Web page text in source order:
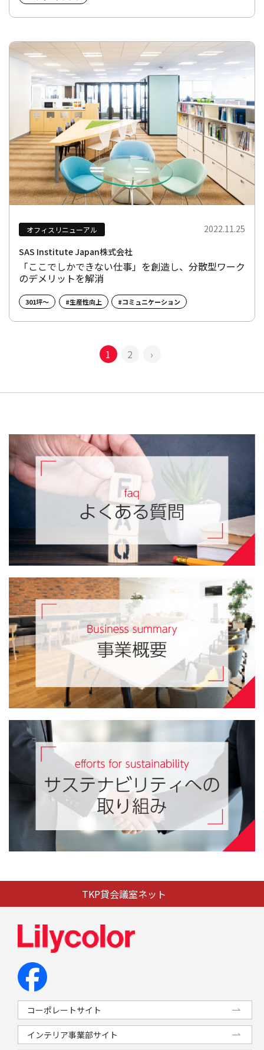
オフィスリニューアル
2022.11.25
SAS Institute Japan株式会社
「ここでしかできない仕事」を創造し、分散型ワーク
のデメリットを解消
301坪～ #生産性向上 #コミュニケーション
1 2 ›
TKP貸会議室ネット
コーポレートサイト
インテリア事業部サイト